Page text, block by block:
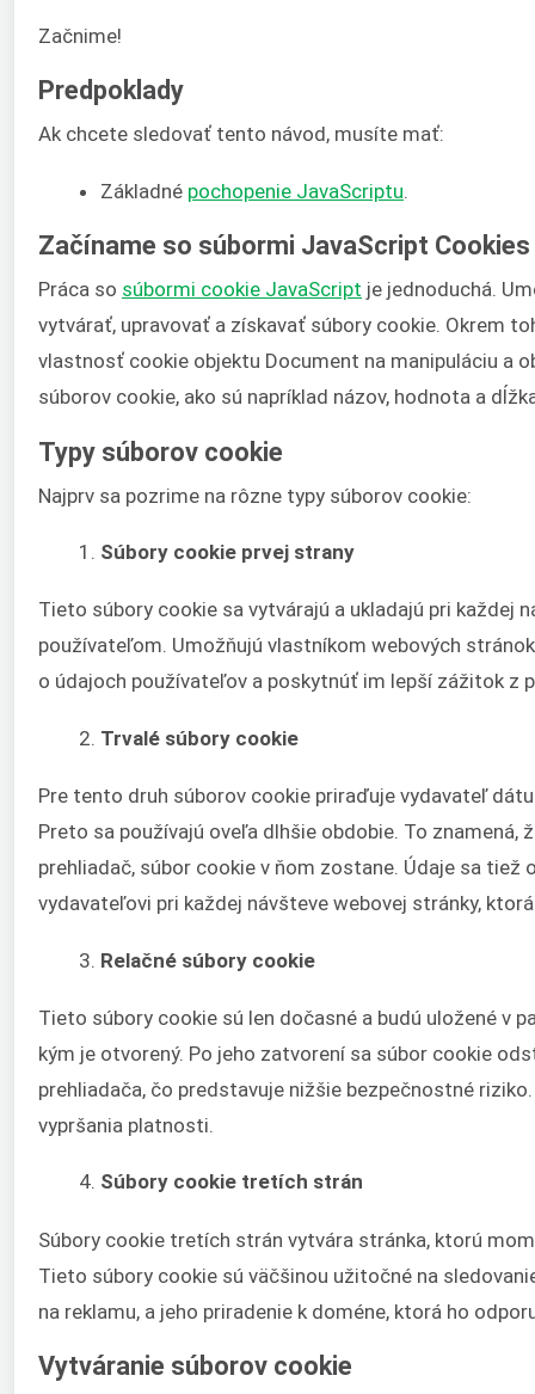
Začnime!
Predpoklady
Ak chcete sledovať tento návod, musíte mať:
Základné pochopenie JavaScriptu
Začíname so súbormi JavaScript Cookies
Práca so súbormi cookie JavaScript je jednoduchá.
vytvárať, upravovať a získavať súbory cookie. Okrem
vlastnosť cookie objektu Document na manipuláciu a
súborov cookie, ako sú napríklad názov, hodnota a
Typy súborov cookie
Najprv sa pozrime na rôzne typy súborov cookie:
Súbory cookie prvej strany
Tieto súbory cookie sa vytvárajú a ukladajú pri každej
používateľom. Umožňujú vlastníkom webových
o údajoch používateľov a poskytnúť im lepší zážitok z
Trvalé súbory cookie
Pre tento druh súborov cookie priraďuje vydavateľ
Preto sa používajú oveľa dlhšie obdobie. To znamená,
prehliadač, súbor cookie v ňom zostane. Údaje sa tiež
vydavateľovi pri každej návšteve webovej stránky,
Relačné súbory cookie
Tieto súbory cookie sú len dočasné a budú uložené v
kým je otvorený. Po jeho zatvorení sa súbor cookie
prehliadača, čo predstavuje nižšie bezpečnostné
vypršania platnosti.
Súbory cookie tretích strán
Súbory cookie tretích strán vytvára stránka, ktorú
Tieto súbory cookie sú väčšinou užitočné na
na reklamu, a jeho priradenie k doméne, ktorá ho
Vytváranie súborov cookie